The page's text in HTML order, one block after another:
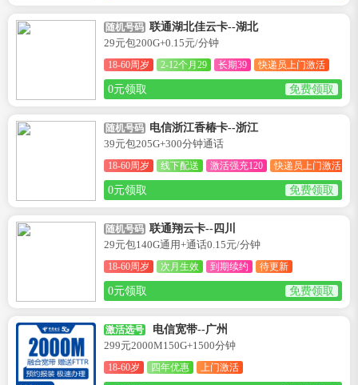
随机号码 联通湖北佳云卡--湖北
29元包200G+0.15元/分钟
18-60周岁 2-12个月29 长期39 快递员上门激活
0元领取 免费领取
随机号码 电信浙江香椿卡--浙江
39元包205G+300分钟通话
18-60周岁 线下配送 激活强充120 快递员上门激活
0元领取 免费领取
随机号码 联通翔云卡--四川
29元包140G通用+通话0.15元/分钟
18-60周岁 次月生效 到期续约 待更新
0元领取 免费领取
激活选号
电信宽带--广州
299元2000M150G+1500分钟
18-60岁 四年优惠 上门激活